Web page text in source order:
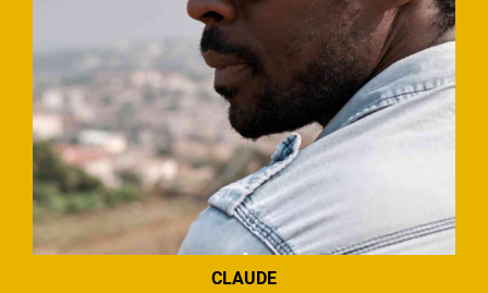
CLAUDE